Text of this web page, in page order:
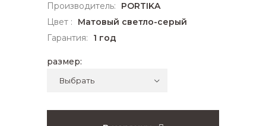
Производитель:
PORTIKA
Цвет :
Матовый светло-серый
Гарантия:
1 год
размер: